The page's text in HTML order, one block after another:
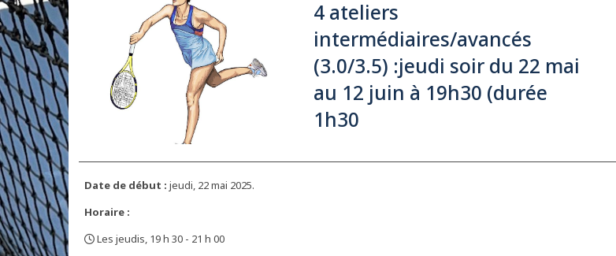
4 ateliers
intermédiaires/avancés
(3.0/3.5) :jeudi soir du 22 mai
au 12 juin à 19h30 (durée
1h30
Date de début : jeudi, 22 mai 2025.
Horaire :
Les jeudis, 19 h 30 - 21 h 00